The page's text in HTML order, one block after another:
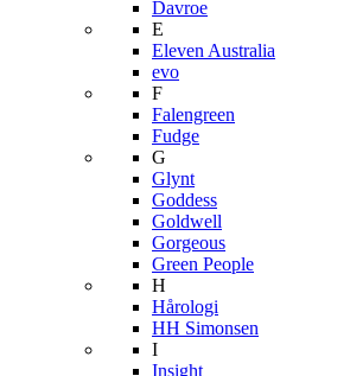
Davroe
E
Eleven Australia
evo
F
Falengreen
Fudge
G
Glynt
Goddess
Goldwell
Gorgeous
Green People
H
Hårologi
HH Simonsen
I
Insight